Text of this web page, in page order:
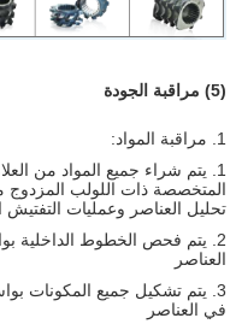
(5) مراقبة الجودة
1. مراقبة المواد:
1. يتم شراء جميع المواد من
تحليل العناصر وعمليات التفتيش
2. يتم فحص الخطوط الداخلية
العناصر
في العناصر